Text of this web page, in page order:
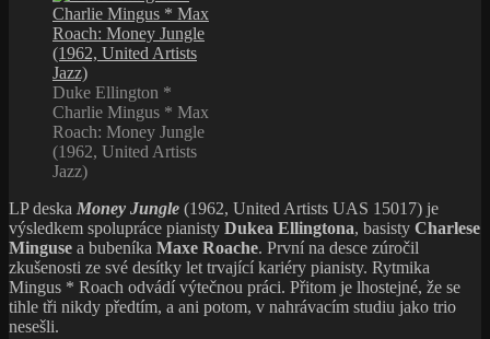
Duke Ellington *
Charlie Mingus * Max
Roach: Money Jungle
(1962, United Artists
Jazz)
LP deska Money Jungle (1962, United Artists UAS 15017) je
výsledkem spolupráce pianisty Dukea Ellingtona, basisty Charlese
Minguse a bubeníka Maxe Roache. První na desce zúročil
zkušenosti ze své desítky let trvající kariéry pianisty. Rytmika
Mingus * Roach odvádí výtečnou práci. Přitom je lhostejné, že se
tihle tři nikdy předtím, a ani potom, v nahrávacím studiu jako trio
nesešli.